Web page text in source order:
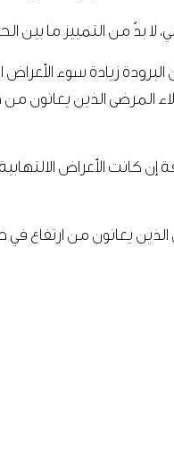
بدّ من التمييز ما بين
البرودة زيادة سوء
المرضى الذين
كانت الأعراض
يعانون من ارتفاع